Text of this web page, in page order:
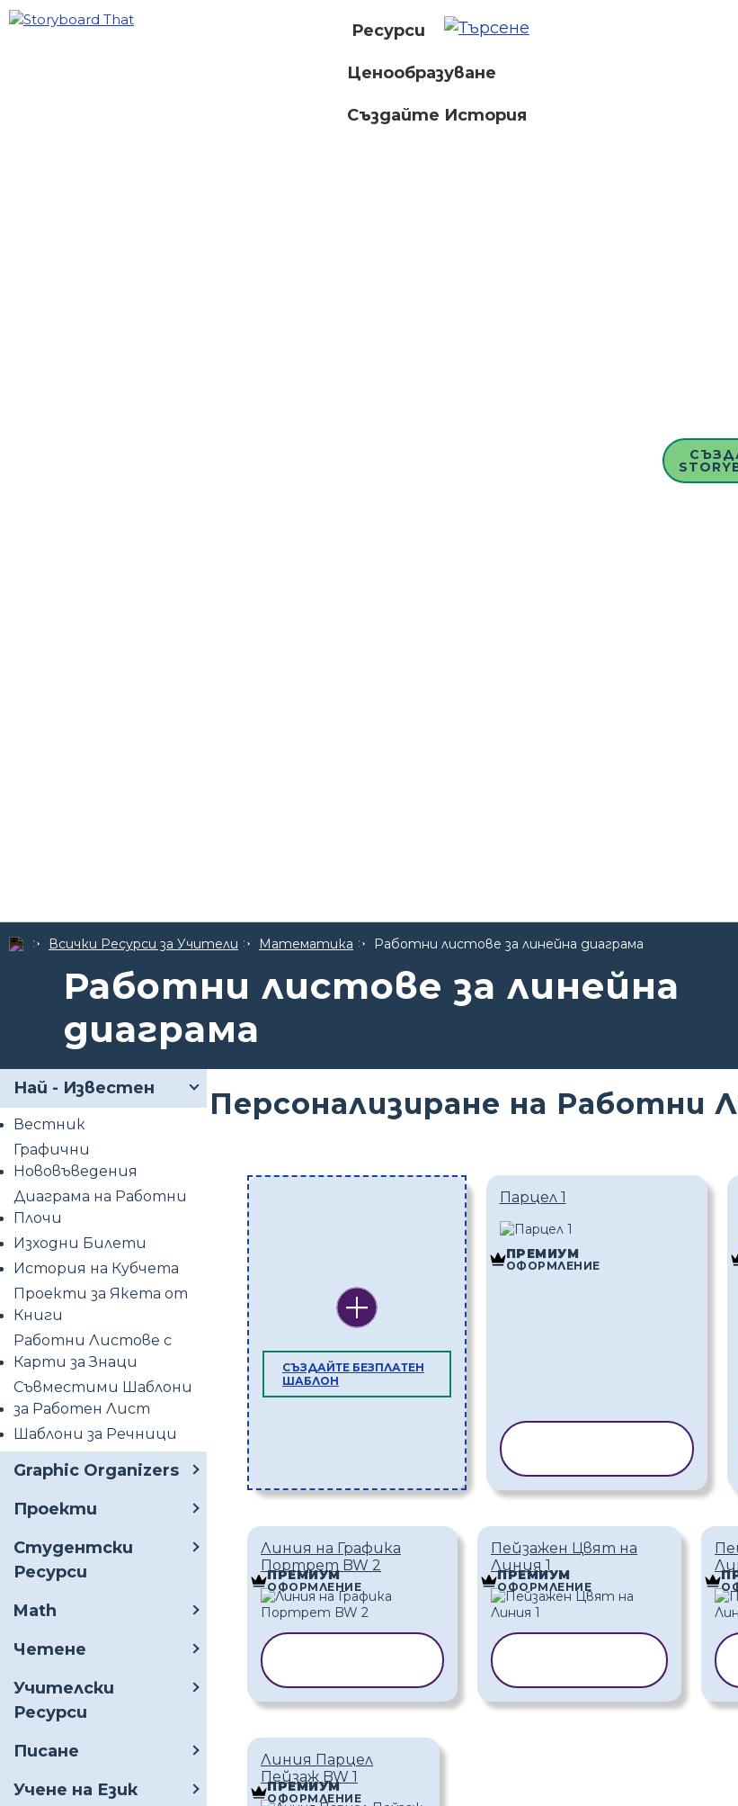
Ресурси
Ценообразуване
Създайте История
Всички Ресурси за Учители Математика Работни листове за линейна диаграма
Работни листове за линейна
диаграма
Най - Известен
Вестник
Графични
Нововъведения
Диаграма на Работни
Плочи
Изходни Билети
История на Кубчета
Проекти за Якета от
Книги
Работни Листове с
Карти за Знаци
Съвместими Шаблони
за Работен Лист
Шаблони за Речници
Graphic Organizers
Проекти
Студентски
Ресурси
Math
Четене
Учителски
Ресурси
Писане
Учене на Език
Персонализиране на Работни
СЪЗДАЙТЕ БЕЗПЛАТЕН
ШАБЛОН
Парцел 1
ПРЕМИУМ
ОФОРМЛЕНИЕ
Линия на Графика
Портрет BW 2
ПРЕМИУМ
ОФОРМЛЕНИЕ
Пейзажен Цвят на
Линия 1
ПРЕМИУМ
ОФОРМЛЕНИЕ
Линия Парцел
Пейзаж BW 1
ПРЕМИУМ
ОФОРМЛЕНИЕ